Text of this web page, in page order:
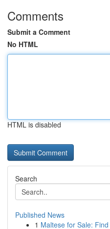
Comments
Submit a Comment
No HTML
HTML is disabled
Search
Published News
1 Maltese for Sale: